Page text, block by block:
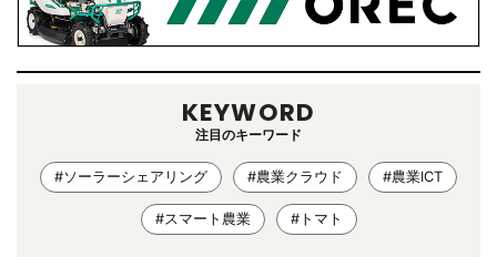
KEYWORD
注目のキーワード
#ソーラーシェアリング #農業クラウド #農業ICT
#スマート農業 #トマト